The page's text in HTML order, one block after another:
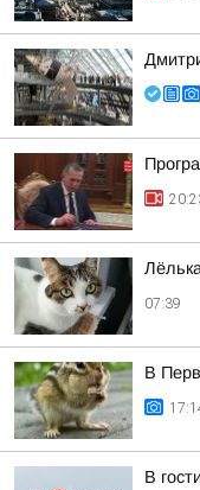
07:39
В
В